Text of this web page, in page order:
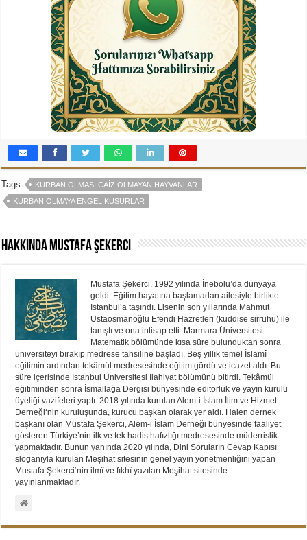
Tags
KURBAN OLMASI CAIZ OLMAYAN HAYVANLAR
KURBAN OLMAYA ENGEL KUSURLAR
Hakkında Mustafa Şekerci
Mustafa Şekerci, 1992 yılında İnebolu’da dünyaya
geldi. Eğitim hayatına başlamadan ailesiyle birlikte
İstanbul’a taşındı. Lisenin son yıllarında Mahmut
Ustaosmanoğlu Efendi Hazretleri (kuddise sirruhu) ile
tanıştı ve ona intisap etti. Marmara Üniversitesi
Matematik bölümünde kısa süre bulunduktan sonra
üniversiteyi bırakıp medrese tahsiline başladı. Beş yıllık temel İslamî
eğitimin ardından tekâmül medresesinde eğitim gördü ve icazet aldı. Bu
süre içerisinde İstanbul Üniversitesi İlahiyat bölümünü bitirdi. Tekâmül
eğitiminden sonra İsmailağa Dergisi bünyesinde editörlük ve yayın kurulu
üyeliği vazifeleri yaptı. 2018 yılında kurulan Alem-i İslam İlim ve Hizmet
Derneği‘nin kuruluşunda, kurucu başkan olarak yer aldı. Halen dernek
başkanı olan Mustafa Şekerci, Alem-i İslam Derneği bünyesinde faaliyet
gösteren Türkiye’nin ilk ve tek hadis hafızlığı medresesinde müderrislik
yapmaktadır. Bunun yanında 2020 yılında, Dini Soruların Cevap Kapısı
sloganıyla kurulan Meşihat sitesinin genel yayın yönetmenliğini yapan
Mustafa Şekerci‘nin ilmî ve fıkhî yazıları Meşihat sitesinde
yayınlanmaktadır.